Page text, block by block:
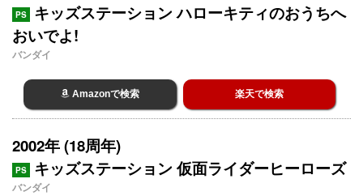
PS
キッズステーション ハローキティのおうちへ
おいでよ!
バンダイ
Amazonで検索 楽天で検索
2002年 (18周年)
PS キッズステーション 仮面ライダーヒーローズ
バンダイ